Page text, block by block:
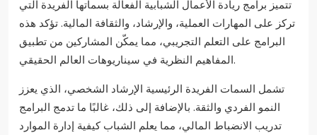
تتميز برامج ريادة الأعمال الشبابية الفعالة بسماتها الفريدة التي
تركز على المهارات العملية، والإرشاد، والثقافة المالية. تؤكد هذه
البرامج على التعلم التجريبي، مما يمكّن المشاركين من تطبيق
المفاهيم النظرية في سيناريوهات العالم الحقيقي.
تشمل السمات الفريدة الرئيسية الإرشاد الشخصي، الذي يعزز
النمو الفردي والثقة. بالإضافة إلى ذلك، غالبًا ما تدمج البرامج
تدريب الانضباط المالي، مما يعلم الشباب كيفية إدارة الموارد